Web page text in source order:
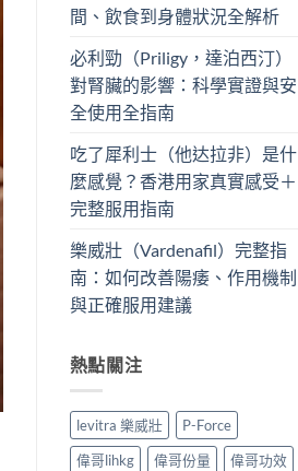
間、飲食到身體狀況全解析
必利勁（Priligy，達泊西汀）
對腎臟的影響：科學實證與安
全使用全指南
吃了犀利士（他达拉非）是什
麼感覺？香港用家真實感受＋
完整服用指南
樂威壯（Vardenafil）完整指
南：如何改善陽痿、作用機制
與正確服用建議
熱點關注
levitra 樂威壯
P-Force
偉哥lihkg
偉哥份量
偉哥功效